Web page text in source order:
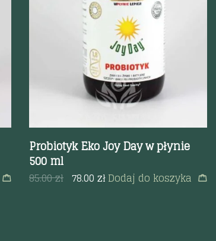
Szybki podgląd
Probiotyk Eko Joy Day w płynie
500 ml
85.00zł 78.00 złDodaj do koszyka